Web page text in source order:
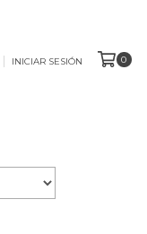
INICIAR SESIÓN 0